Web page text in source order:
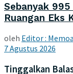
Sebanyak
Ruangan Eks
oleh Editor :
7 Agustus 2026
Tinggalkan